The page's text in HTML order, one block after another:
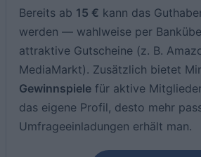
Bereits ab 15 € kann das
werden — wahlweise per
attraktive Gutscheine (z. B.
MediaMarkt). Zusätzlich bietet
Gewinnspiele für aktive
das eigene Profil, desto mehr
Umfrageeinladungen erhält man.